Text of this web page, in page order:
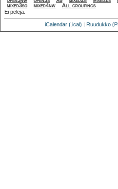
mixed3so
mixed4nw
All groupings
Ei pelejä.
iCalendar (.ical) | Ruudukko